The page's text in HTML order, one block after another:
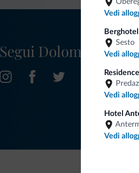
Vedi
Sesto
Vedi
Vedi
Hotel
Vedi
Segui Dolomiti.it